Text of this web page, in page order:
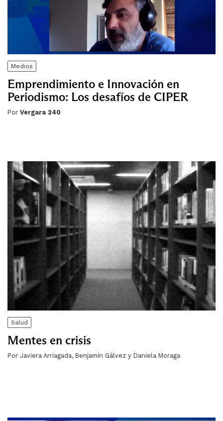
Medios
Emprendimiento e Innovación en
Periodismo: Los desafíos de CIPER
Por Vergara 240
Salud
Mentes en crisis
Por Javiera Arriagada, Benjamín Gálvez y Daniela Moraga